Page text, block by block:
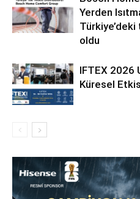
Yerden
oldu
IFTEX 2026
Küresel